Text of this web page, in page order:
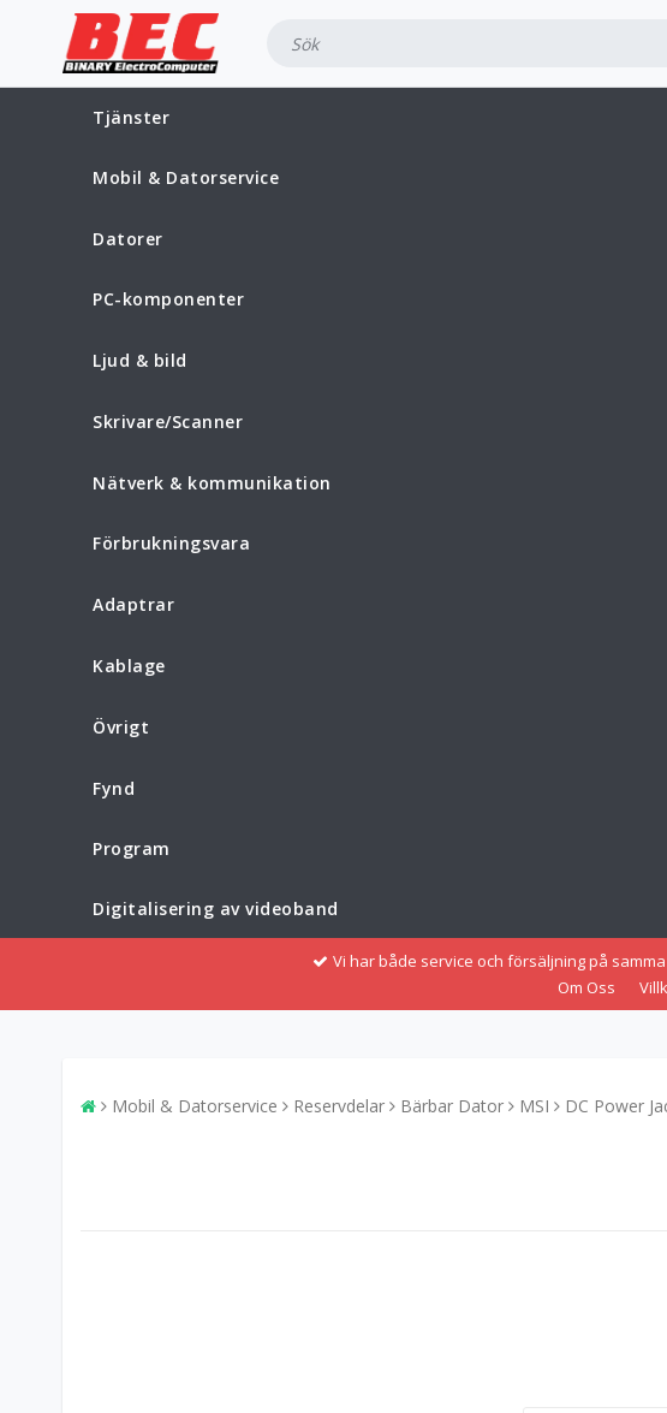
Tjänster
Mobil & Datorservice
Datorer
PC-komponenter
Ljud & bild
Skrivare/Scanner
Nätverk & kommunikation
Förbrukningsvara
Adaptrar
Kablage
Övrigt
Fynd
Program
Digitalisering av videoband
Vi har både service och försäljning på
Om Oss
Mobil & Datorservice Reservdelar Bärbar Dator MSI DC Power